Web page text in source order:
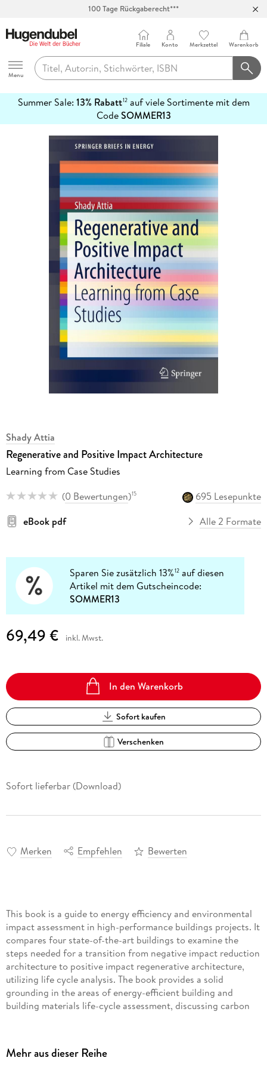
100 Tage Rückgaberecht***
Hugendubel
Menu
Filiale Konto Merkzettel Warenkorb
Summer Sale: 13% Rabatt12auf viele Sortimente mit dem
CodeSOMMER13
erfahren
Shady Attia
Regenerative and Positive Impact Architecture
Learning from Case Studies
(0 Bewertungen)15
695 Lesepunkte
eBook pdf
Alle 2 Formate
Sparen Sie zusätzlich 13%12 auf diesen
Artikel mit dem Gutscheincode:
SOMMER13
69,49 € inkl. Mwst.
In den Warenkorb
Sofort kaufen
Verschenken
Sofort lieferbar (Download)
Merken Empfehlen Bewerten
This book is a guide to energy efficiency and environmental
impact assessment in high-performance buildings projects. It
compares four state-of-the-art buildings to examine the
steps needed for a transition from negative impact reduction
architecture to positive impact regenerative architecture,
utilizing life cycle analysis. The book provides a solid
grounding in the areas of energy-efficient building and
building materials life-cycle assessment, discussing carbon
embodied energy). The analysis and comparison of four case
Mehr aus dieser Reihe